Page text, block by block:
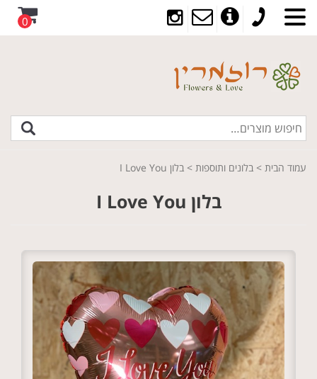
0
עמוד הבית > בלונים ותוספות > בלון I Love You
בלון I Love You